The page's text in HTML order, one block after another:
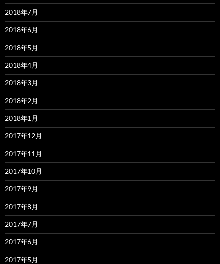
2018年7月
2018年6月
2018年5月
2018年4月
2018年3月
2018年2月
2018年1月
2017年12月
2017年11月
2017年10月
2017年9月
2017年8月
2017年7月
2017年6月
2017年5月